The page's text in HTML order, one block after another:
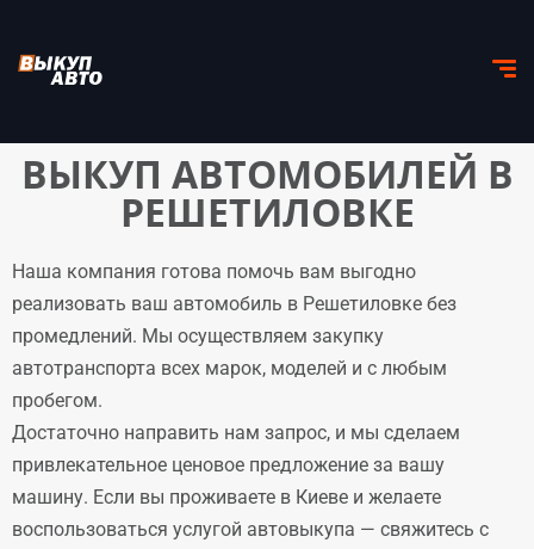
ВЫКУП АВТОМОБИЛЕЙ В
РЕШЕТИЛОВКЕ
Наша компания готова помочь вам выгодно
реализовать ваш автомобиль в Решетиловке без
промедлений. Мы осуществляем закупку
автотранспорта всех марок, моделей и с любым
пробегом.
Достаточно направить нам запрос, и мы сделаем
привлекательное ценовое предложение за вашу
машину. Если вы проживаете в Киеве и желаете
воспользоваться услугой автовыкупа — свяжитесь с